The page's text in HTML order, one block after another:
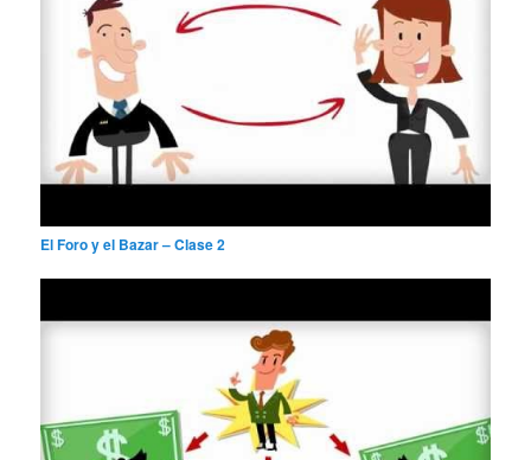
El Foro y el Bazar – Clase 2